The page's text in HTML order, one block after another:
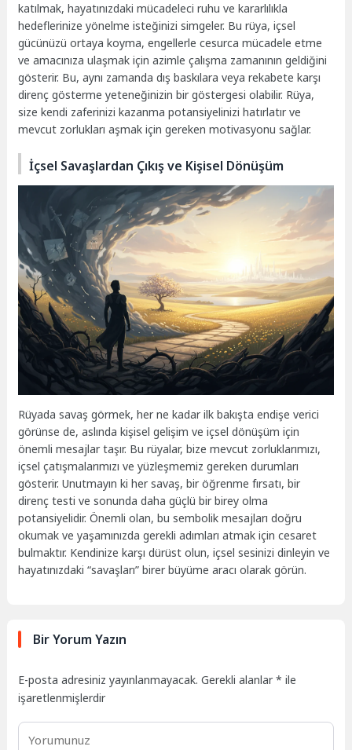
katılmak, hayatınızdaki mücadeleci ruhu ve kararlılıkla
hedeflerinize yönelme isteğinizi simgeler. Bu rüya, içsel
gücünüzü ortaya koyma, engellerle cesurca mücadele etme
ve amacınıza ulaşmak için azimle çalışma zamanının geldiğini
gösterir. Bu, aynı zamanda dış baskılara veya rekabete karşı
direnç gösterme yeteneğinizin bir göstergesi olabilir. Rüya,
size kendi zaferinizi kazanma potansiyelinizi hatırlatır ve
mevcut zorlukları aşmak için gereken motivasyonu sağlar.
İçsel Savaşlardan Çıkış ve Kişisel Dönüşüm
Rüyada savaş görmek, her ne kadar ilk bakışta endişe verici
görünse de, aslında kişisel gelişim ve içsel dönüşüm için
önemli mesajlar taşır. Bu rüyalar, bize mevcut zorluklarımızı,
içsel çatışmalarımızı ve yüzleşmemiz gereken durumları
gösterir. Unutmayın ki her savaş, bir öğrenme fırsatı, bir
direnç testi ve sonunda daha güçlü bir birey olma
potansiyelidir. Önemli olan, bu sembolik mesajları doğru
okumak ve yaşamınızda gerekli adımları atmak için cesaret
bulmaktır. Kendinize karşı dürüst olun, içsel sesinizi dinleyin ve
hayatınızdaki “savaşları” birer büyüme aracı olarak görün.
Bir Yorum Yazın
E-posta adresiniz yayınlanmayacak. Gerekli alanlar* ile
işaretlenmişlerdir